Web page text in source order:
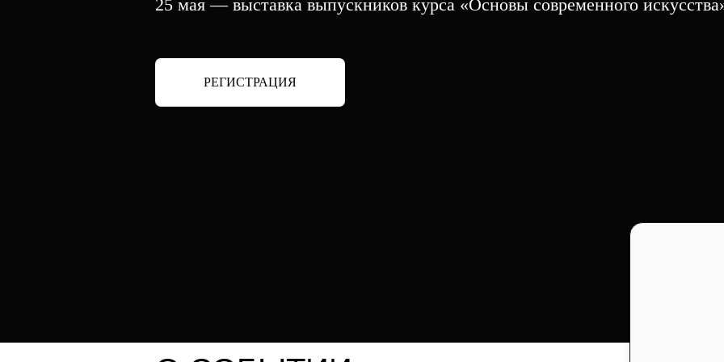
25 мая — выставка выпускников курса «Основы современного
РЕГИСТРАЦИЯ